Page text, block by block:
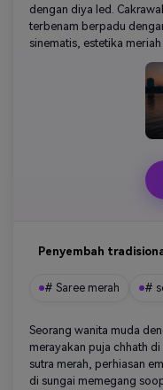
dengan diya led.
terbenam berpadu
sinematis, estetika meriah
Penyembah
# Saree merah #
Seorang wanita muda
merayakan puja chhath
sutra merah, perhiasan
di sungai memegang